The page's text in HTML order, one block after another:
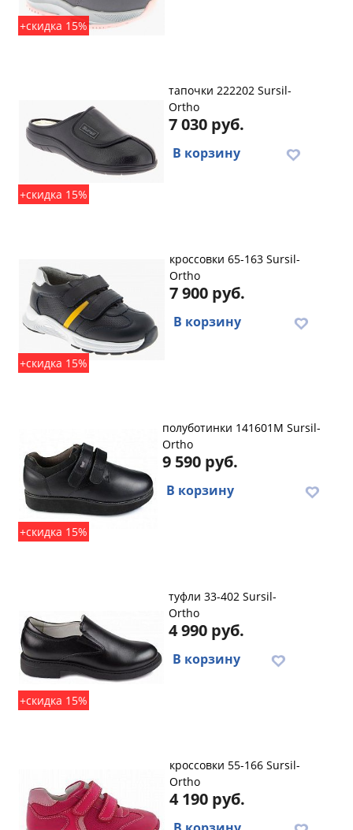
+скидка 15%
+скидка 15%
тапочки 222202 Sursil-
Ortho
7 030 руб.
В корзину
+скидка 15%
кроссовки 65-163 Sursil-
Ortho
7 900 руб.
В корзину
+скидка 15%
полуботинки 141601M Sursil-
Ortho
9 590 руб.
В корзину
+скидка 15%
туфли 33-402 Sursil-
Ortho
4 990 руб.
В корзину
кроссовки 55-166 Sursil-
Ortho
4 190 руб.